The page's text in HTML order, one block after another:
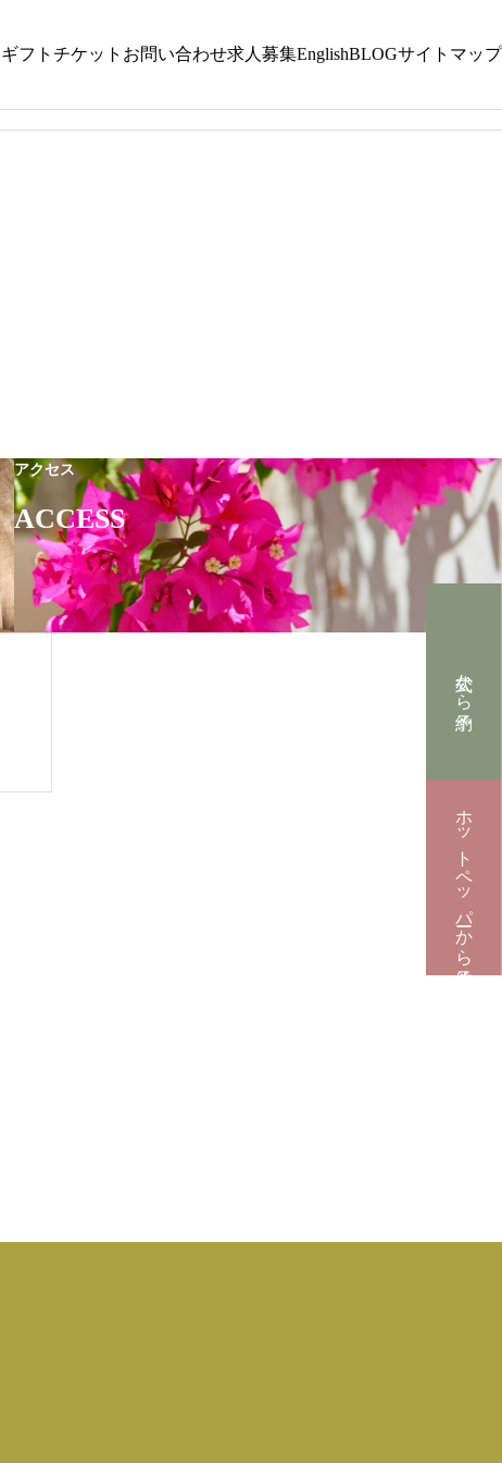
ギフトチケット お問い合わせ求人募集EnglishBLOGサイトマップ
アクセス
ACCESS
公式から予約
ホットペッパーから予約